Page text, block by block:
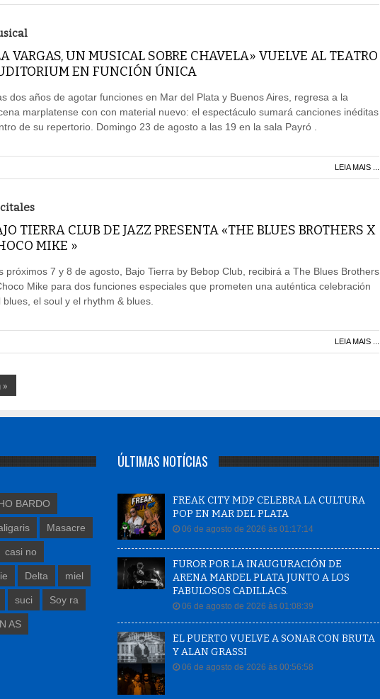
VARGAS, UN MUSICAL SOBRE CHAVELA» VUELVE AL TEATRO
EN FUNCIÓN ÚNICA
dos años de agotar funciones en Mar del Plata y Buenos Aires, regresa a la
marplatense con con material nuevo: el espectáculo sumará canciones inéditas
de su repertorio. Domingo 23 de agosto a las 19 en la sala Payró .
LEIA MAIS ...
TIERRA CLUB DE JAZZ PRESENTA «THE BLUES BROTHERS X
MIKE »
próximos 7 y 8 de agosto, Bajo Tierra by Bebop Club, recibirá a The Blues Brothers
Mike para dos funciones especiales que prometen una auténtica celebración
blues, el soul y el rhythm & blues.
LEIA MAIS ...
»
BARDO
Masacre
casi no
Delta miel
suci Soy ra
AS
ÚLTIMAS NOTÍCIAS
FREAK CITY MDP CELEBRA LA CULTURA
POP EN MAR DEL PLATA
06 de agosto de 2026 às 01:17:14
FUROR POR LA INAUGURACIÓN DE
ARENA MARDEL PLATA JUNTO A LOS
FABULOSOS CADILLACS.
06 de agosto de 2026 às 01:08:39
EL PUERTO VUELVE A SONAR CON BRUTA
Y ALAN GRASSI
06 de agosto de 2026 às 00:56:58